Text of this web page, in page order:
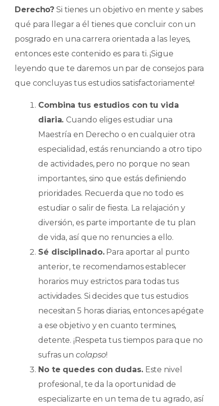
Derecho? Si tienes un objetivo en mente y sabes
qué para llegar a él tienes que concluir con un
posgrado en una carrera orientada a las leyes,
entonces este contenido es para ti. ¡Sigue
leyendo que te daremos un par de consejos para
que concluyas tus estudios satisfactoriamente!
Combina tus estudios con tu vida
diaria. Cuando eliges estudiar una
Maestría en Derecho o en cualquier otra
especialidad, estás renunciando a otro tipo
de actividades, pero no porque no sean
importantes, sino que estás definiendo
prioridades. Recuerda que no todo es
estudiar o salir de fiesta. La relajación y
diversión, es parte importante de tu plan
de vida, así que no renuncies a ello.
Sé disciplinado.Para aportar al punto
anterior, te recomendamos establecer
horarios muy estrictos para todas tus
actividades. Si decides que tus estudios
necesitan 5 horas diarias, entonces apégate
a ese objetivo y en cuanto termines,
detente. ¡Respeta tus tiempos para que no
sufras uncolapso!
No te quedes con dudas.Este nivel
profesional, te da la oportunidad de
especializarte en un tema de tu agrado, así